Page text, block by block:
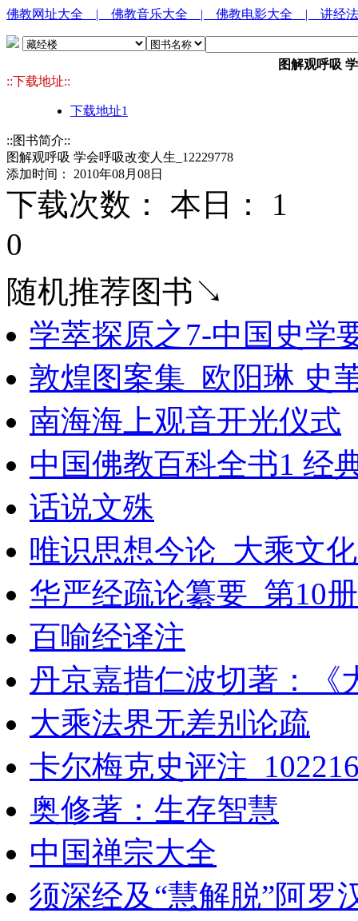
佛教网址大全 | 佛教音乐大全 | 佛教电影大全 | 讲经
图解观呼吸
::下载地址::
下载地址1
::图书简介::
图解观呼吸 学会呼吸改变人生_12229778
添加时间： 2010年08月08日
下载次数： 本日： 1
0
随机推荐图书↘
学萃探原之7-中国史学
敦煌图案集_欧阳琳 史
南海海上观音开光仪式
中国佛教百科全书1 经
话说文殊
唯识思想今论_大乘文
华严经疏论纂要_第10
百喻经译注
丹京嘉措仁波切著：《
大乘法界无差别论疏
卡尔梅克史评注
奥修著：生存智慧
中国禅宗大全
须深经及“慧解脱”阿罗